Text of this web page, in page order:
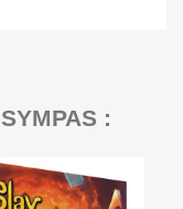
: